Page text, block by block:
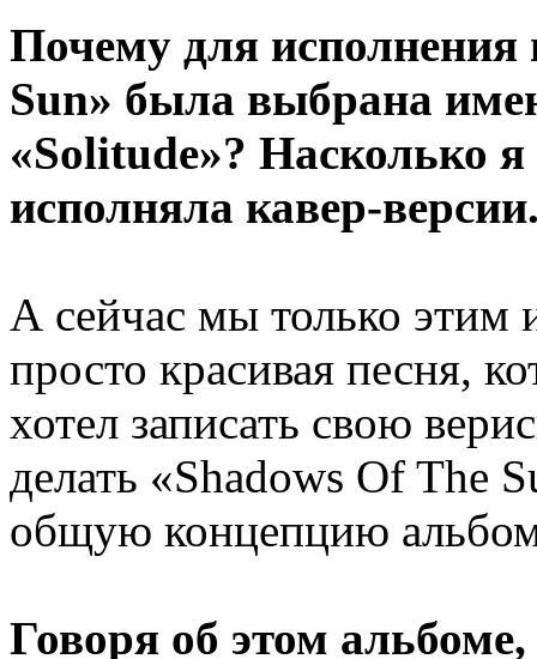
Почему для исполнения
Sun» была выбрана
«Solitude»? Насколько
исполняла кавер-
А сейчас мы только этим
просто красивая песня,
хотел записать свою
делать «Shadows Of The
общую концепцию
Говоря об этом